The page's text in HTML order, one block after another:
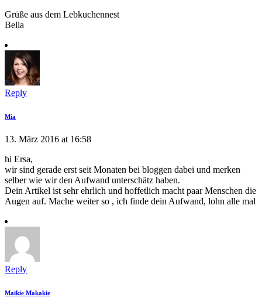
Grüße aus dem Lebkuchennest
Bella
Reply
Mia
13. März 2016 at 16:58
hi Ersa,
wir sind gerade erst seit Monaten bei bloggen dabei und merken
selber wie wir den Aufwand unterschätz haben.
Dein Artikel ist sehr ehrlich und hoffetlich macht paar Menschen die
Augen auf. Mache weiter so , ich finde dein Aufwand, lohn alle mal
Reply
Maikie Makakie